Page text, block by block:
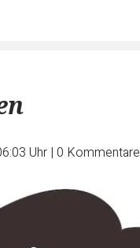
Uhr | 0 Kommentare